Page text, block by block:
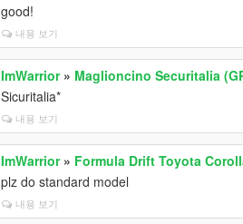
good!
내용 보기
ImWarrior» Maglioncino Securitalia
Sicuritalia*
내용 보기
ImWarrior» Formula Drift Toyota
plz do standard model
내용 보기